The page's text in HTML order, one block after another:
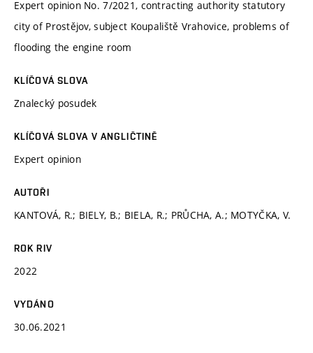
Expert opinion No. 7/2021, contracting authority statutory
city of Prostějov, subject Koupaliště Vrahovice, problems of
flooding the engine room
KLÍČOVÁ SLOVA
Znalecký posudek
KLÍČOVÁ SLOVA V ANGLIČTINĚ
Expert opinion
AUTOŘI
KANTOVÁ, R.; BIELY, B.; BIELA, R.; PRŮCHA, A.; MOTYČKA, V.
ROK RIV
2022
VYDÁNO
30.06.2021